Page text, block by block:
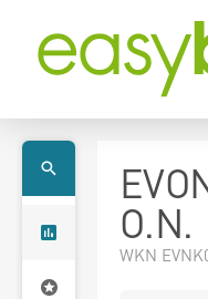
O.N.
WKN